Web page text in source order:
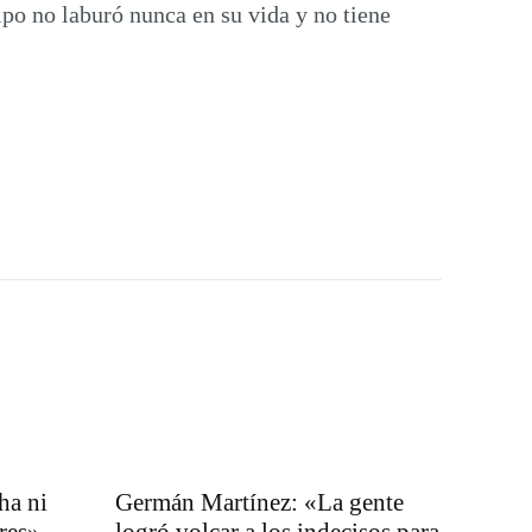
no laburó nunca en su vida y no tiene
ni
Germán Martínez: «La gente